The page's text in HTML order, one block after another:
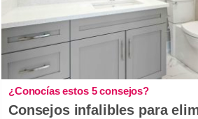
¿Conocías estos 5 consejos?
Consejos infalibles para